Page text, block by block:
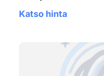
Katso hinta